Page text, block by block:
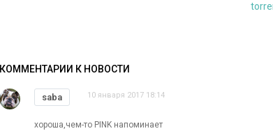
КОММЕНТАРИИ К НОВОСТИ
saba 10 января 2017 18:14
хороша,чем-то PINK напоминает